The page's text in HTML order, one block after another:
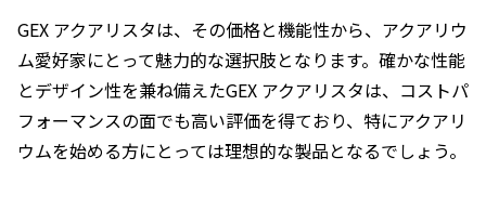
GEX アクアリスタは、その価格と機能性から、アクアリウ
ム愛好家にとって魅力的な選択肢となります。確かな性能
とデザイン性を兼ね備えたGEX アクアリスタは、コストパ
フォーマンスの面でも高い評価を得ており、特にアクアリ
ウムを始める方にとっては理想的な製品となるでしょう。